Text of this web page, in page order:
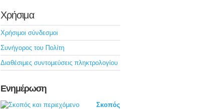
Χρήσιμα
Χρήσιμοι σύνδεσμοι
Συνήγορος του Πολίτη
Διαθέσιμες συντομεύσεις πληκτρολογίου
Ενημέρωση
Σκοπός